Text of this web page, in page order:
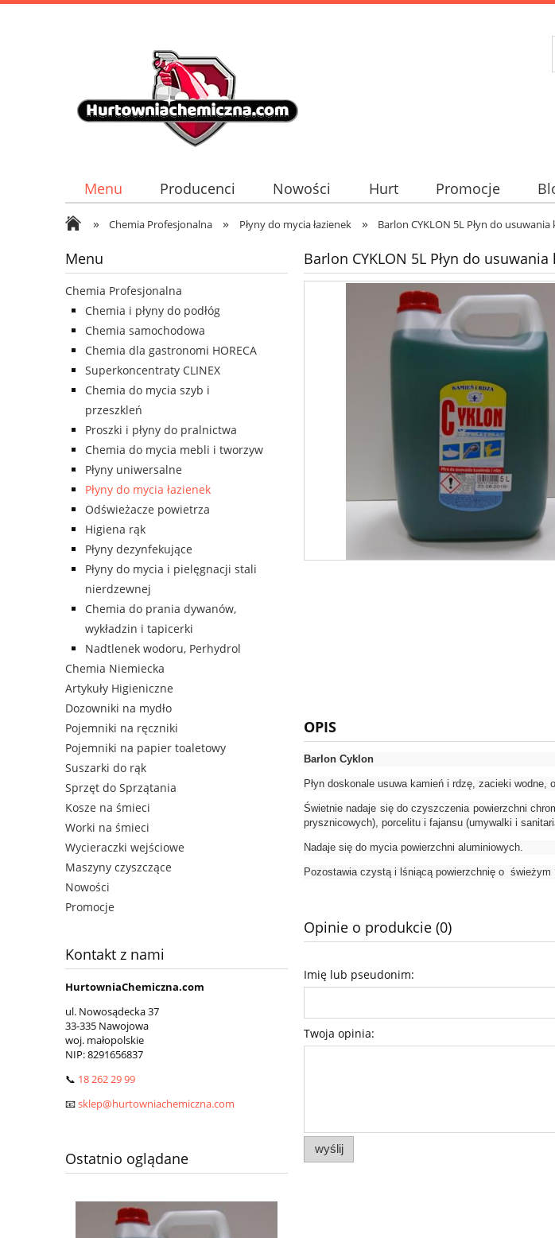
Menu Producenci Nowości Hurt Promocje
» Chemia Profesjonalna » Płyny do mycia łazienek » Barlon CYKLON 5L Płyn do
Menu
Chemia Profesjonalna
Chemia i płyny do podłóg
Chemia samochodowa
Chemia dla gastronomi HORECA
Superkoncentraty CLINEX
Chemia do mycia szyb i
przeszkleń
Proszki i płyny do pralnictwa
Chemia do mycia mebli i tworzyw
Płyny uniwersalne
Płyny do mycia łazienek
Odświeżacze powietrza
Higiena rąk
Płyny dezynfekujące
Płyny do mycia i pielęgnacji stali
nierdzewnej
Chemia do prania dywanów,
wykładzin i tapicerki
Nadtlenek wodoru, Perhydrol
Chemia Niemiecka
Artykuły Higieniczne
Dozowniki na mydło
Pojemniki na ręczniki
Pojemniki na papier toaletowy
Suszarki do rąk
Sprzęt do Sprzątania
Kosze na śmieci
Worki na śmieci
Wycieraczki wejściowe
Maszyny czyszczące
Nowości
Promocje
Kontakt z nami
HurtowniaChemiczna.com
ul. Nowosądecka 37
33-335 Nawojowa
woj. małopolskie
NIP:8291656837
📞 18 262 29 99
📧sklep@hurtowniachemiczna.com
Ostatnio oglądane
Barlon CYKLON 5L Płyn do
OPIS
Barlon Cyklon
Płyn doskonale usuwa kamień i rdzę, zacieki
Świetnie nadaje się do czyszczenia powierzchni
prysznicowych), porcelitu i fajansu (umywalki i
Nadaje się do mycia powierzchni aluminiowych.
Pozostawia czystą i lśniącą powierzchnię o świeżym
Opinie o produkcie (0)
Imię lub pseudonim:
Twoja opinia:
wyślij